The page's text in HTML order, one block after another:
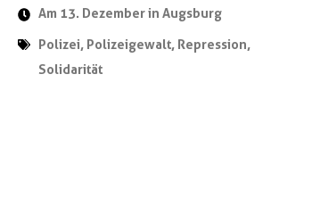
Am 13. Dezember in Augsburg
Polizei, Polizeigewalt, Repression,
Solidarität